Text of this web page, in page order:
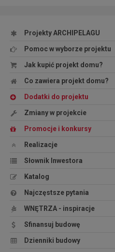
Projekty ARCHIPELAGU
Pomoc w wyborze projektu
Jak kupić projekt domu?
Co zawiera projekt domu?
Dodatki do projektu
Zmiany w projekcie
Promocje i konkursy
Realizacje
Słownik Inwestora
Katalog
Najczęstsze pytania
WNĘTRZA - inspiracje
Sfinansuj budowę
Dzienniki budowy